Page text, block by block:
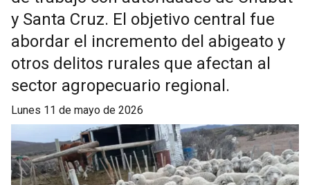
y Santa Cruz. El objetivo central fue
abordar el incremento del abigeato y
otros delitos rurales que afectan al
sector agropecuario regional.
lunes 11 de mayo de 2026